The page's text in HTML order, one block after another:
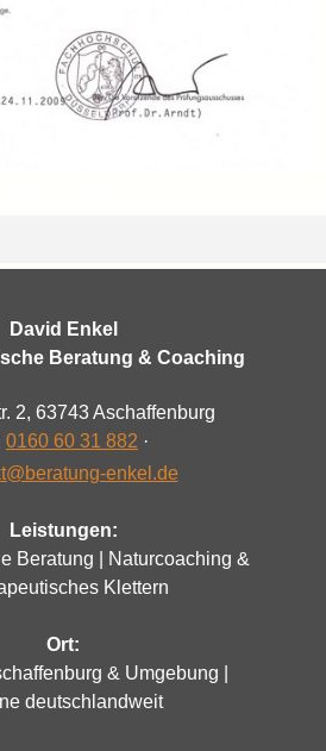
David Enkel
Beratung & Coaching
2, 63743 Aschaffenburg
0160 60 31 882 ·
enkel.de
Leistungen:
Beratung | Naturcoaching &
Klettern
Ort:
& Umgebung |
deutschlandweit